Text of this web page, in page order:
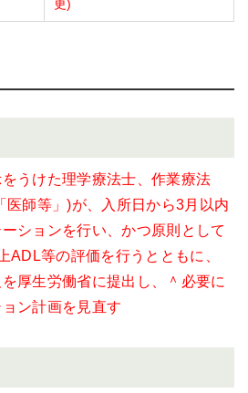
更)
うけた理学療法士、作業療法
医師等」)が、入所日から3月以内
ションを行い、かつ原則として
ADL等の評価を行うとともに、
厚生労働省に提出し、＾必要に
ン計画を見直す